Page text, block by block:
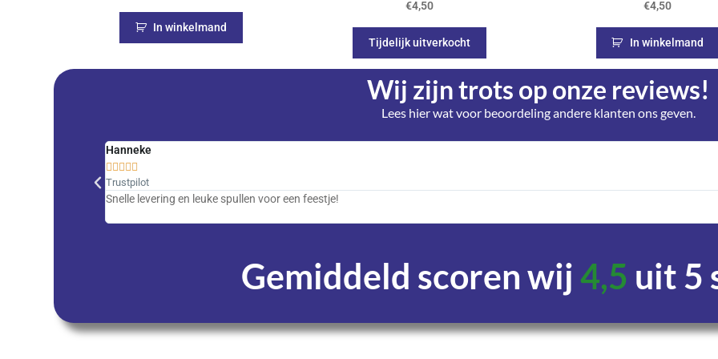
In winkelmand
€4,50
Tijdelijk uitverkocht
€4,50
In winkelmand
Wij zijn trots op onze reviews!
Lees hier wat voor beoordeling andere klanten ons geven.
Hanneke
    
Trustpilot
Snelle levering en leuke spullen voor een feestje!
Gemiddeld scoren wij4,5 uit 5